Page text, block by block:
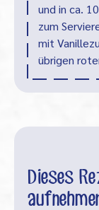
und in ca.
zum
mit
übrigen
Dieses